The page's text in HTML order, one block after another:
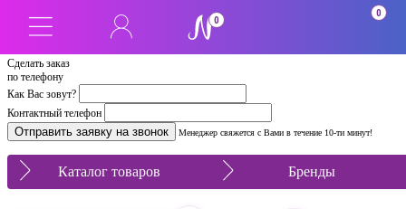
Сделать заказ
по телефону
Как Вас зовут?
Контактный телефон
Менеджер свяжется с Вами в течение 10-ти минут!
0
0
Каталог товаров Бренды